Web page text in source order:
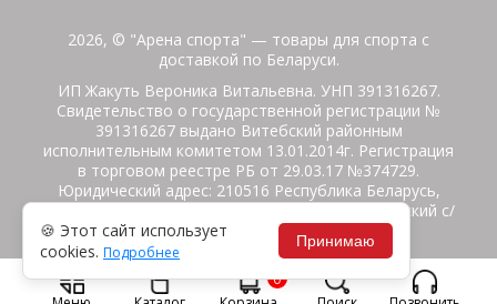
2026, © "Арена спорта" — товары для спорта с
доставкой по Беларуси.
ИП Жакуть Вероника Витальевна. УНП 391316267.
Свидетельство о государственной регистрации №
391316267 выдано Витебский районным
исполнительным комитетом 13.01.2014г. Регистрация
в торговом реестре РБ от 29.03.17 №374729.
Юридический адрес: 210516 Республика Беларусь,
Витебская область, Витебский район, Бабиничский с/
с, аг.Ольгово, ул.Школьная
Политика защиты данных
Гарантия/Экспертиза Обмен/Возврат
0
🍪 Этот сайт использует
cookies. Подробнее
Принимаю